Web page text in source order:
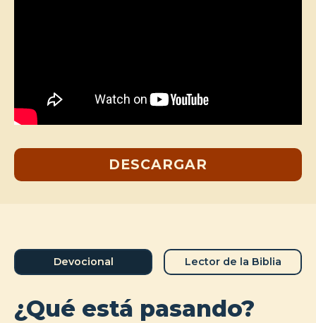
DESCARGAR
Devocional Lector de la Biblia
¿Qué está pasando?